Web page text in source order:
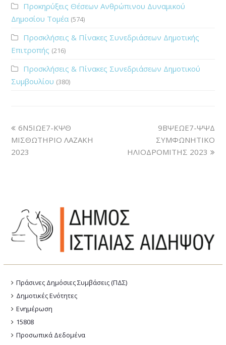
Προκηρύξεις Θέσεων Ανθρώπινου Δυναμικού
Δημοσίου Τομέα (574)
Προσκλήσεις & Πίνακες Συνεδριάσεων Δημοτικής
Επιτροπής (216)
Προσκλήσεις & Πίνακες Συνεδριάσεων Δημοτικού
Συμβουλίου (380)
6Ν5ΙΩΕ7-ΚΨΘ
ΜΙΣΘΩΤΗΡΙΟ ΛΑΖΑΚΗ
2023
9ΒΨΕΩΕ7-ΨΨΔ
ΣΥΜΦΩΝΗΤΙΚΟ
ΗΛΙΟΔΡΟΜΙΤΗΣ 2023
Πράσινες Δημόσιες Συμβάσεις (ΠΔΣ)
Δημοτικές Ενότητες
Ενημέρωση
15808
Προσωπικά Δεδομένα